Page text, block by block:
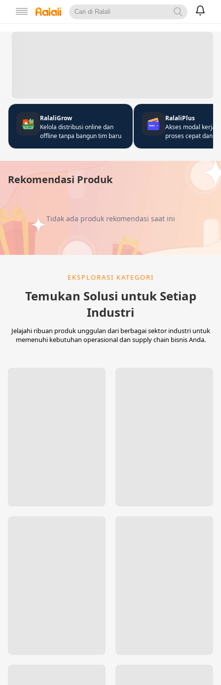
RalaliGrow
Kelola distribusi online dan
offline tanpa bangun tim baru
RalaliPlus
Akses modal kerja
proses cepat dan
Rekomendasi Produk
Tidak ada produk rekomendasi saat ini
EKSPLORASI KATEGORI
Temukan Solusi untuk Setiap
Industri
Jelajahi ribuan produk unggulan dari berbagai sektor industri untuk
memenuhi kebutuhan operasional dan supply chain bisnis Anda.